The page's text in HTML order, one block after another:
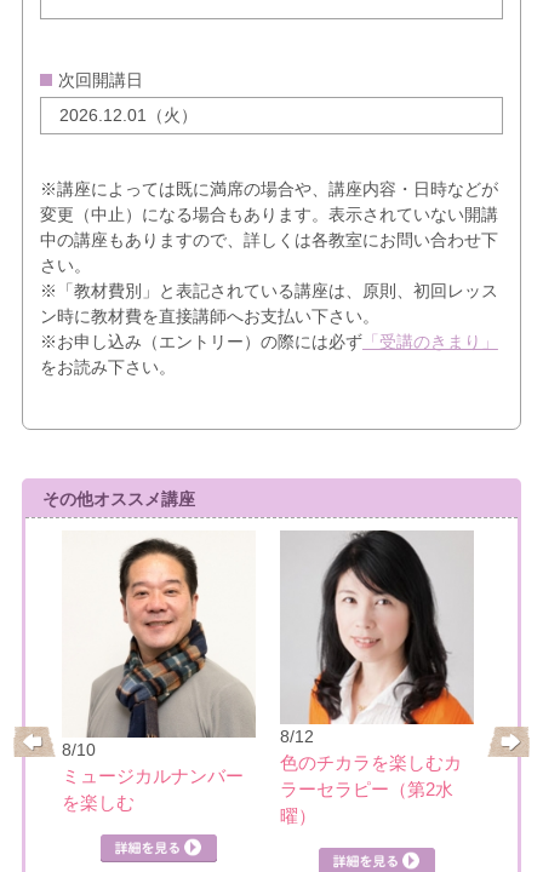
次回開講日
2026.12.01（火）
※講座によっては既に満席の場合や、講座内容・日時などが
変更（中止）になる場合もあります。表示されていない開講
中の講座もありますので、詳しくは各教室にお問い合わせ下
さい。
※「教材費別」と表記されている講座は、原則、初回レッス
ン時に教材費を直接講師へお支払い下さい。
※お申し込み（エントリー）の際には必ず「受講のきまり」
をお読み下さい。
その他オススメ講座
の
8/10
ミュージカルナンバー
を楽しむ
8/12
色のチカラを楽しむカ
ラーセラピー（第2水
曜）
8/21
基本